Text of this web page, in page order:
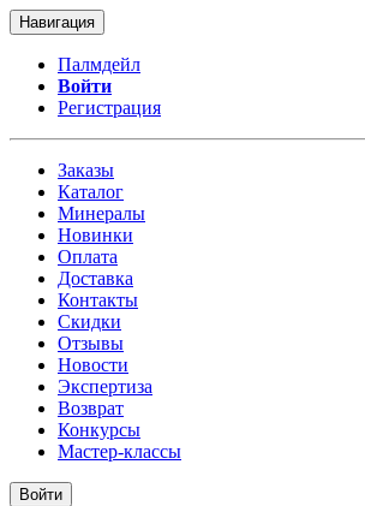
Навигация
Палмдейл
Войти
Регистрация
Заказы
Каталог
Минералы
Новинки
Оплата
Доставка
Контакты
Скидки
Отзывы
Новости
Экспертиза
Возврат
Конкурсы
Мастер-классы
Войти